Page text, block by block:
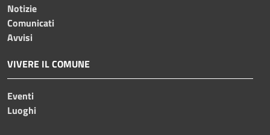
Notizie
Comunicati
Avvisi
VIVERE IL COMUNE
Eventi
Luoghi